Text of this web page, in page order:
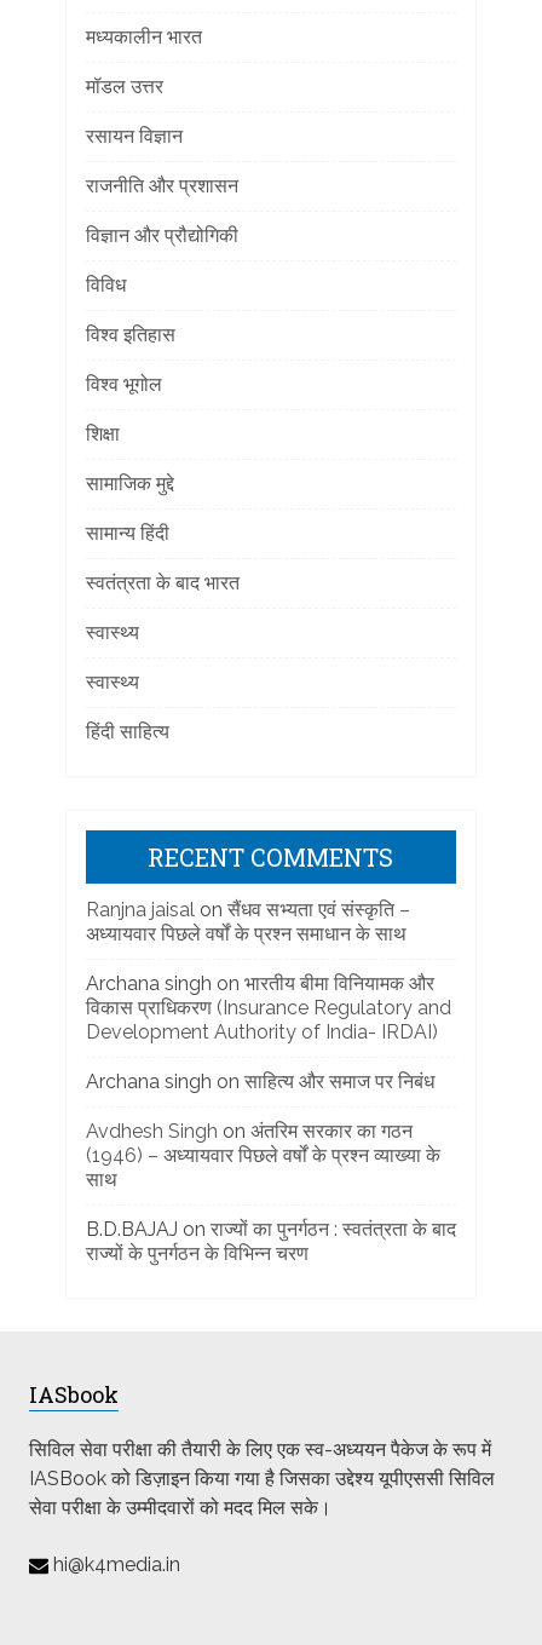
मध्यकालीन भारत
मॉडल उत्तर
रसायन विज्ञान
राजनीति और प्रशासन
विज्ञान और प्रौद्योगिकी
विविध
विश्व इतिहास
विश्व भूगोल
शिक्षा
सामाजिक मुद्दे
सामान्य हिंदी
स्वतंत्रता के बाद भारत
स्वास्थ्य
स्वास्थ्य
हिंदी साहित्य
RECENT COMMENTS
Ranjna jaisalon सैंधव सभ्यता एवं संस्कृति –
अध्यायवार पिछले वर्षों के प्रश्न समाधान के साथ
Archana singh on भारतीय बीमा विनियामक और
विकास प्राधिकरण (Insurance Regulatory and
Development Authority of India- IRDAI)
Archana singh on साहित्य और समाज पर निबंध
Avdhesh Singh on अंतरिम सरकार का गठन
(1946) – अध्यायवार पिछले वर्षों के प्रश्न व्याख्या के
साथ
B.D.BAJAJ on राज्यों का पुनर्गठन : स्वतंत्रता के बाद
राज्यों के पुनर्गठन के विभिन्न चरण
IASbook
सिविल सेवा परीक्षा की तैयारी के लिए एक स्व-अध्ययन पैकेज के रूप में
IASBook को डिज़ाइन किया गया है जिसका उद्देश्य यूपीएससी सिविल
सेवा परीक्षा के उम्मीदवारों को मदद मिल सके।
hi@k4media.in